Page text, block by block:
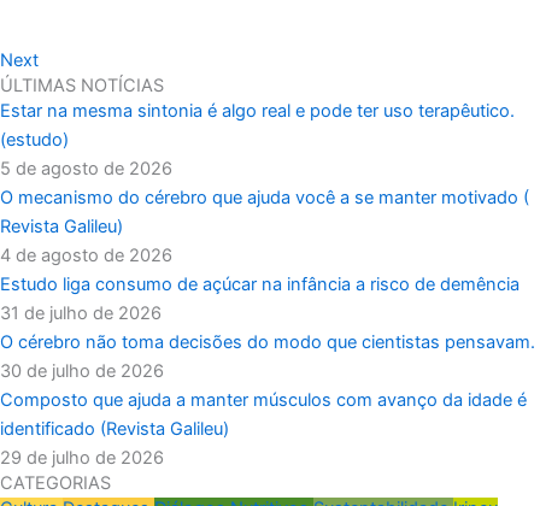
Next
ÚLTIMAS NOTÍCIAS
Estar na mesma sintonia é algo real e pode ter uso terapêutico.
(estudo)
5 de agosto de 2026
O mecanismo do cérebro que ajuda você a se manter motivado (
Revista Galileu)
4 de agosto de 2026
Estudo liga consumo de açúcar na infância a risco de demência
31 de julho de 2026
O cérebro não toma decisões do modo que cientistas pensavam.
30 de julho de 2026
Composto que ajuda a manter músculos com avanço da idade é
identificado (Revista Galileu)
29 de julho de 2026
CATEGORIAS